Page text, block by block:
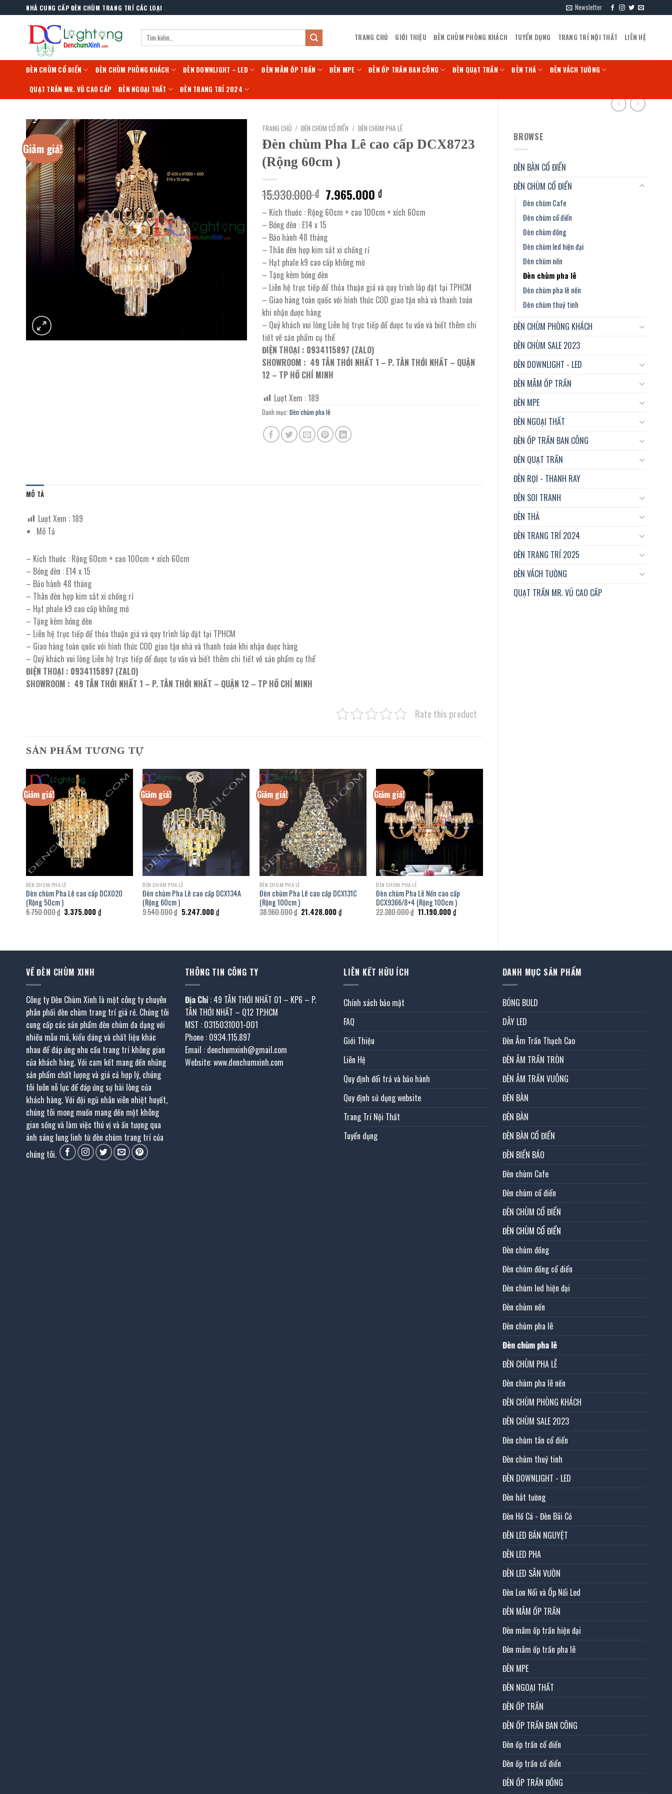
to
NHÀ CUNG CẤP ĐÈN CHÙM TRANG TRÍ CÁC LOẠI Newsletter
Tìm
kiếm:
TRANG CHỦ GIỚI THIỆU ĐÈN CHÙM PHÒNG KHÁCH TUYỂN DỤNG TRANG TRÍ NỘI THẤT LIÊN HỆ
ĐÈN CHÙM CỔ ĐIỂN ĐÈN CHÙM PHÒNG KHÁCH ĐÈN DOWNLIGHT – LED ĐÈN MÂM ỐP TRẦN ĐÈN MPE ĐÈN ỐP TRẦN BAN CÔNG ĐÈN QUẠT TRẦN ĐÈN THẢ ĐÈN VÁCH TƯỜNG
QUẠT TRẦN MR. VŨ CAO CẤP ĐÈN NGOẠI THẤT ĐÈN TRANG TRÍ 2024
BROWSE
ĐÈN BÀN CỔ ĐIỂN
ĐÈN CHÙM CỔ ĐIỂN
Đèn chùm Cafe
Đèn chùm cổ điển
Đèn chùm đồng
Đèn chùm led hiện đại
Đèn chùm nến
Đèn chùm pha lê
Đèn chùm pha lê nến
Đèn chùm thuỷ tinh
ĐÈN CHÙM PHÒNG KHÁCH
ĐÈN CHÙM SALE 2023
ĐÈN DOWNLIGHT - LED
ĐÈN MÂM ỐP TRẦN
ĐÈN MPE
ĐÈN NGOẠI THẤT
ĐÈN ỐP TRẦN BAN CÔNG
ĐÈN QUẠT TRẦN
ĐÈN RỌI - THANH RAY
ĐÈN SOI TRANH
ĐÈN THẢ
ĐÈN TRANG TRÍ 2024
ĐÈN TRANG TRÍ 2025
ĐÈN VÁCH TƯỜNG
QUẠT TRẦN MR. VŨ CAO CẤP
Giảm giá!
TRANG CHỦ / ĐÈN CHÙM CỔ ĐIỂN / ĐÈN CHÙM PHA LÊ
Đèn chùm Pha Lê cao cấp DCX8723
(Rộng 60cm )
15.930.000₫ Giá
gốc
là:
15.930.000 ₫.
7.965.000₫Giá
hiện
tại
– Kích thước : Rộng 60cm + cao 100cm + xích 60cm
– Bóng đèn : E14 x 15
– Bảo hành 48 tháng
– Thân đèn hợp kim sắt xi chống rỉ
– Hạt phale k9 cao cấp không mờ
– Tặng kèm bóng đèn
– Liên hệ trực tiếp để thỏa thuận giá và quy trình lắp đặt tại TPHCM
– Giao hàng toàn quốc với hình thức COD giao tận nhà và thanh toán
khi nhận được hàng
– Quý khách vui lòng Liên hệ trực tiếp để được tư vấn và biết thêm chi
tiết về sản phẩm cụ thể
ĐIỆN THOẠI : 0934115897 (ZALO)
SHOWROOM : 49 TÂN THỚI NHẤT 1 – P. TÂN THỚI NHẤT – QUẬN
12 – TP HỒ CHÍ MINH
Lượt Xem :189
Danh mục: Đèn chùm pha lê
MÔ TẢ
Lượt Xem :189
Mô Tả
– Kích thước : Rộng 60cm + cao 100cm + xích 60cm
– Bóng đèn : E14 x 15
– Bảo hành 48 tháng
– Thân đèn hợp kim sắt xi chống rỉ
– Hạt phale k9 cao cấp không mờ
– Tặng kèm bóng đèn
– Liên hệ trực tiếp để thỏa thuận giá và quy trình lắp đặt tại TPHCM
– Giao hàng toàn quốc với hình thức COD giao tận nhà và thanh toán khi nhận được hàng
– Quý khách vui lòng Liên hệ trực tiếp để được tư vấn và biết thêm chi tiết về sản phẩm cụ thể
ĐIỆN THOẠI : 0934115897 (ZALO)
SHOWROOM : 49 TÂN THỚI NHẤT 1 – P. TÂN THỚI NHẤT – QUẬN 12 – TP HỒ CHÍ MINH
Rate this product
SẢN PHẨM TƯƠNG TỰ
Giảm giá!
ĐÈN CHÙM PHA LÊ
Đèn chùm Pha Lê cao cấp DCX020
(Rộng 50cm )
6.750.000₫ Giá
gốc
3.375.000₫Giá
Giảm giá!
ĐÈN CHÙM PHA LÊ
Đèn chùm Pha Lê cao cấp DCX134A
(Rộng 60cm )
9.540.000₫ Giá
gốc
5.247.000₫Giá
hiện
Giảm giá!
ĐÈN CHÙM PHA LÊ
Đèn chùm Pha Lê cao cấp DCX131C
(Rộng 100cm )
38.960.000₫ Giá
gốc
21.428.000₫Giá
Giảm giá!
ĐÈN CHÙM PHA LÊ
Đèn chùm Pha Lê Nến cao cấp
DCX9366/8+4 (Rộng 100cm )
22.380.000₫ Giá
gốc
11.190.000₫Giá
hiện
VỀ ĐÈN CHÙM XINH
Công ty Đèn Chùm Xinh là một công ty chuyên
phân phối đèn chùm trang trí giá rẻ. Chúng tôi
cung cấp các sản phẩm đèn chùm đa dạng với
nhiều mẫu mã, kiểu dáng và chất liệu khác
nhau để đáp ứng nhu cầu trang trí không gian
của khách hàng. Với cam kết mang đến những
sản phẩm chất lượng và giá cả hợp lý, chúng
tôi luôn nỗ lực để đáp ứng sự hài lòng của
khách hàng. Với đội ngũ nhân viên nhiệt huyết,
chúng tôi mong muốn mang đến một không
gian sống và làm việc thú vị và ấn tượng qua
ánh sáng lung linh từ đèn chùm trang trí của
chúng tôi.
THÔNG TIN CÔNG TY
Địa Chỉ : 49 TÂN THỚI NHẤT 01 – KP6 – P.
TÂN THỚI NHẤT – Q12 TP.HCM
MST : 0315031001-001
Phone : 0934.115.897
Email : denchumxinh@gmail.com
Website: www.denchumxinh.com
LIÊN KẾT HỮU ÍCH
Chính sách bảo mật
FAQ
Giới Thiệu
Liên Hệ
Quy định đổi trả và bảo hành
Quy định sử dụng website
Trang Trí Nội Thất
Tuyển dụng
DANH MỤC SẢN PHẨM
BÓNG BULD
DÂY LED
Đèn Âm Trần Thạch Cao
ĐÈN ÂM TRẦN TRÒN
ĐÈN ÂM TRẦN VUÔNG
ĐÈN BÀN
ĐÈN BÀN
ĐÈN BÀN CỔ ĐIỂN
ĐÈN BIỂN BÁO
Đèn chùm Cafe
Đèn chùm cổ điển
ĐÈN CHÙM CỔ ĐIỂN
ĐÈN CHÙM CỔ ĐIỂN
Đèn chùm đồng
Đèn chùm đồng cổ điển
Đèn chùm led hiện đại
Đèn chùm nến
Đèn chùm pha lê
Đèn chùm pha lê
ĐÈN CHÙM PHA LÊ
Đèn chùm pha lê nến
ĐÈN CHÙM PHÒNG KHÁCH
ĐÈN CHÙM SALE 2023
Đèn chùm tân cổ điển
Đèn chùm thuỷ tinh
ĐÈN DOWNLIGHT - LED
Đèn hắt tường
Đèn Hồ Cá - Đèn Bãi Cỏ
ĐÈN LED BÁN NGUYỆT
ĐÈN LED PHA
ĐÈN LED SÂN VƯỜN
Đèn Lon Nổi và Ốp Nổi Led
ĐÈN MÂM ỐP TRẦN
Đèn mâm ốp trần hiện đại
Đèn mâm ốp trần pha lê
ĐÈN MPE
ĐÈN NGOẠI THẤT
ĐÈN ỐP TRẦN
ĐÈN ỐP TRẦN BAN CÔNG
Đèn ốp trần cổ điển
Đèn ốp trần cổ điển
ĐÈN ỐP TRẦN ĐỒNG